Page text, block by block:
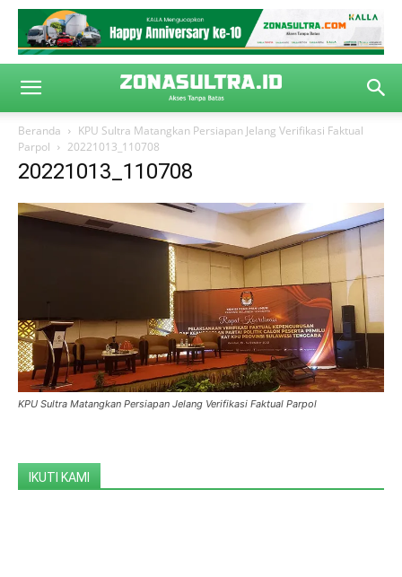
Beranda
KPU Sultra Matangkan Persiapan Jelang Verifikasi Faktual
Parpol
20221013_110708
20221013_110708
KPU Sultra Matangkan Persiapan Jelang Verifikasi Faktual Parpol
IKUTI KAMI